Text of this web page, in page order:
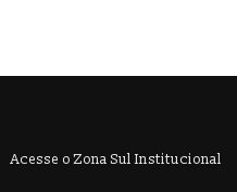
Acesse o Zona Sul Institucional